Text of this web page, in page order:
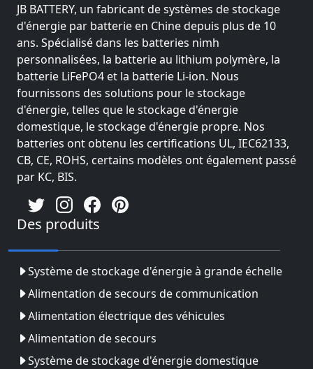
JB BATTERY, un fabricant de systèmes de stockage
d'énergie par batterie en Chine depuis plus de 10
ans. Spécialisé dans les batteries nimh
personnalisées, la batterie au lithium polymère, la
batterie LiFePO4 et la batterie Li-ion. Nous
fournissons des solutions pour le stockage
d'énergie, telles que le stockage d'énergie
domestique, le stockage d'énergie propre. Nos
batteries ont obtenu les certifications UL, IEC62133,
CB, CE, ROHS, certains modèles ont également passé
par KC, BIS.
Des produits
Système de stockage d'énergie à grande échelle
Alimentation de secours de communication
Alimentation électrique des véhicules
Alimentation de secours
Système de stockage d'énergie domestique